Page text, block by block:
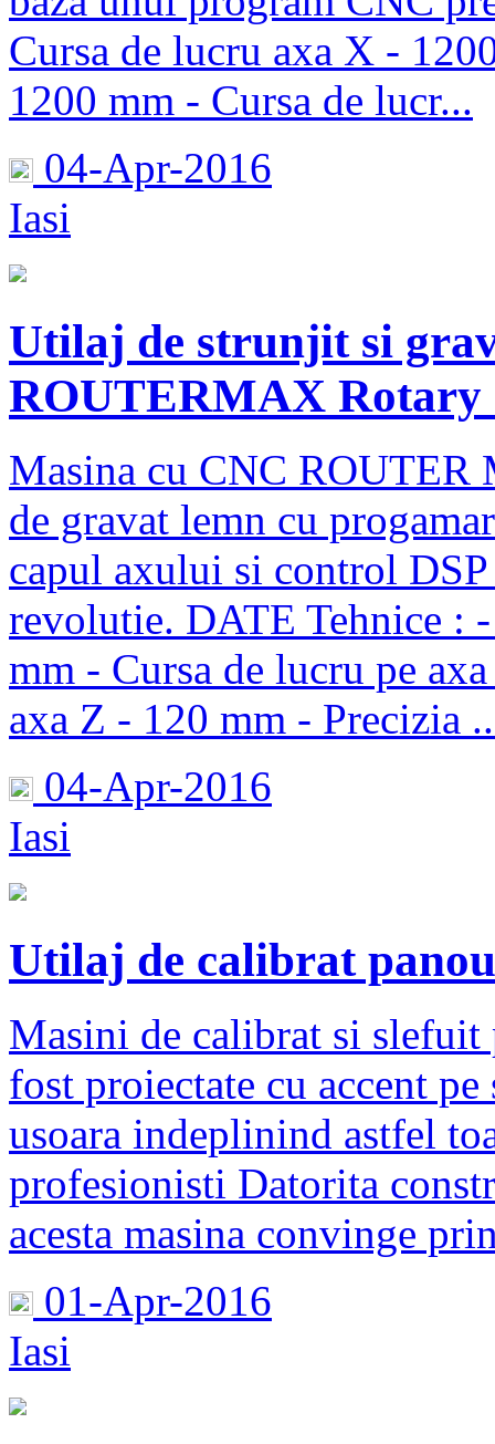
Cursa de lucru axa X -
1200 mm - Cursa de lucr...
04-Apr-2016
Iasi
Utilaj de strunjit si
ROUTERMAX Rotary
Masina cu CNC ROUTER
de gravat lemn cu
capul axului si control
revolutie. DATE Tehnice :
mm - Cursa de lucru pe
axa Z - 120 mm - Precizia
04-Apr-2016
Iasi
Utilaj de calibrat
Masini de calibrat si slefuit
fost proiectate cu accent
usoara indeplinind astfel
profesionisti Datorita
acesta masina convinge
01-Apr-2016
Iasi